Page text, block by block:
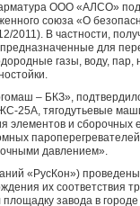
ООО «АЛСО»
союза «О
2011). В частности,
для
газы, воду,
– БКЗ»,
25А, тягодутьевые
элементов и
давлением».
«РусКон»)
их
завода в